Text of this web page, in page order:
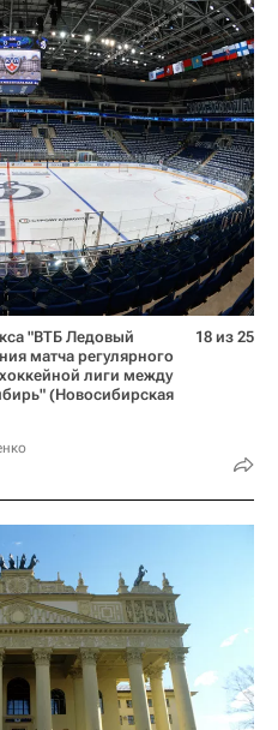
"ВТБ Ледовый
матча регулярного
лиги между
(Новосибирская
18 из 25